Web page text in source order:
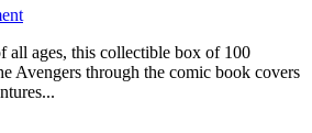
all ages, this collectible box of 100
Avengers through the comic book covers